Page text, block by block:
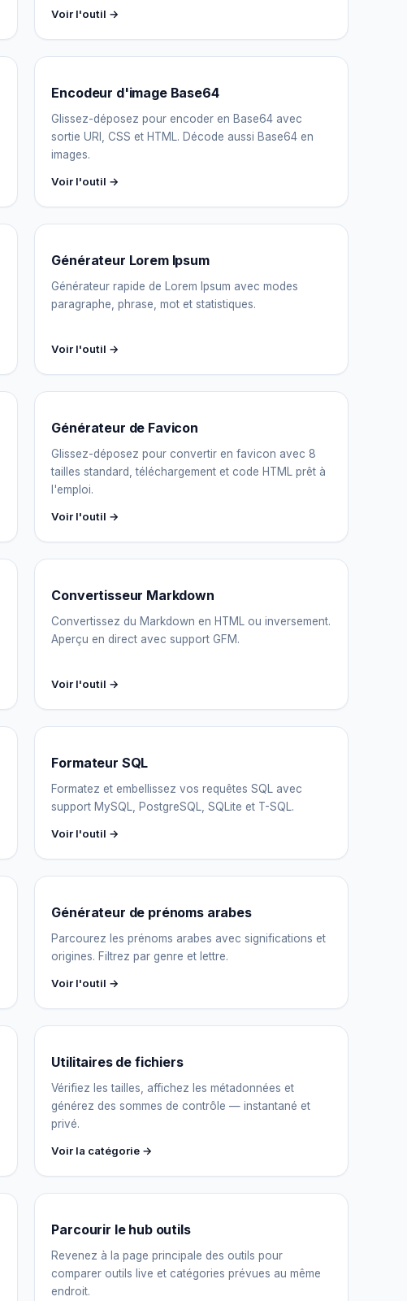
Voir l'outil →
Encodeur d'image Base64
Glissez-déposez pour encoder en Base64 avec
sortie URI, CSS et HTML. Décode aussi Base64 en
images.
Voir l'outil →
Générateur Lorem Ipsum
Générateur rapide de Lorem Ipsum avec modes
paragraphe, phrase, mot et statistiques.
Voir l'outil →
Générateur de Favicon
Glissez-déposez pour convertir en favicon avec 8
tailles standard, téléchargement et code HTML prêt à
l'emploi.
Voir l'outil →
Convertisseur Markdown
Convertissez du Markdown en HTML ou inversement.
Aperçu en direct avec support GFM.
Voir l'outil →
Formateur SQL
Formatez et embellissez vos requêtes SQL avec
support MySQL, PostgreSQL, SQLite et T-SQL.
Voir l'outil →
Générateur de prénoms arabes
Parcourez les prénoms arabes avec significations et
origines. Filtrez par genre et lettre.
Voir l'outil →
Utilitaires de fichiers
Vérifiez les tailles, affichez les métadonnées et
générez des sommes de contrôle — instantané et
privé.
Voir la catégorie →
Parcourir le hub outils
Revenez à la page principale des outils pour
comparer outils live et catégories prévues au même
endroit.